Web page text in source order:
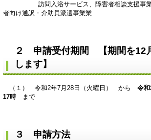
訪問入浴サービス、障害者相談支援事業、
者向け通訳・介助員派遣事業業
２ 申請受付期間 【期間を12
します】
（１） 令和2年7月28日（火曜日） から 令
17時まで
３ 申請方法